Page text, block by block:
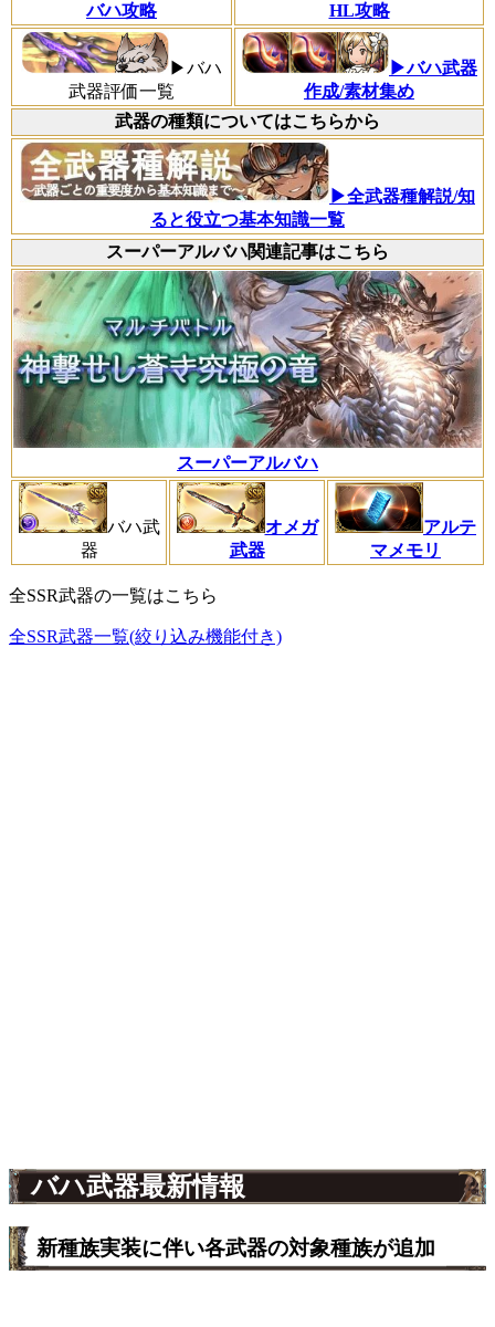
バハ攻略
HL攻略
▶バハ
武器評価一覧
▶バハ武器
作成/素材集め
武器の種類についてはこちらから
▶全武器種解説/知
ると役立つ基本知識一覧
スーパーアルバハ関連記事はこちら
スーパーアルバハ
バハ武
器
オメガ
武器
アルテ
マメモリ
全SSR武器の一覧はこちら
全SSR武器一覧(絞り込み機能付き)
バハ武器最新情報
新種族実装に伴い各武器の対象種族が追加